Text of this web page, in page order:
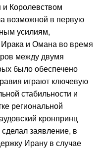
и Королевством
возможной в первую
усилиям,
и Омана во время
между двумя
было обеспечено
играют ключевую
стабильности и
региональной
кронпринц
заявление, в
Ирану в случае